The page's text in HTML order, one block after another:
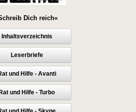
Dich reich«
Inhaltsverzeichnis
Leserbriefe
und Hilfe - Avanti
Rat und Hilfe - Turbo